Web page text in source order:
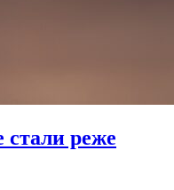
стали реже